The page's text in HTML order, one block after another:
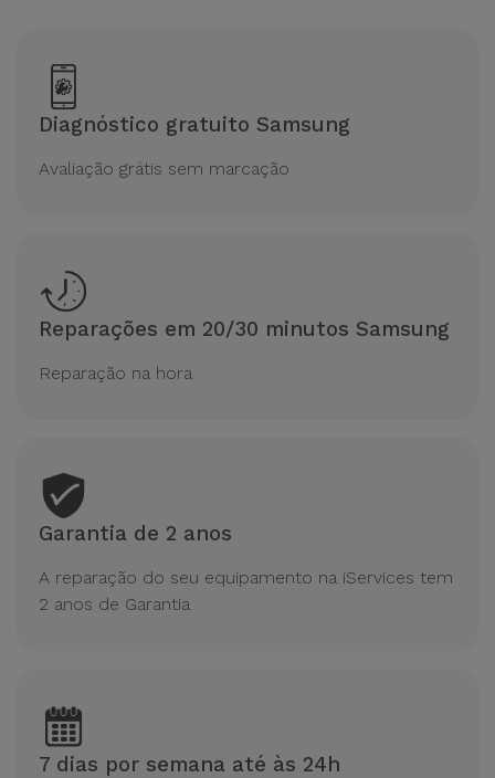
Diagnóstico gratuito Samsung
Avaliação grátis sem marcação
Reparações em 20/30 minutos Samsung
Reparação na hora
Garantia de 2 anos
A reparação do seu equipamento na iServices tem
2 anos de Garantia
7 dias por semana até às 24h